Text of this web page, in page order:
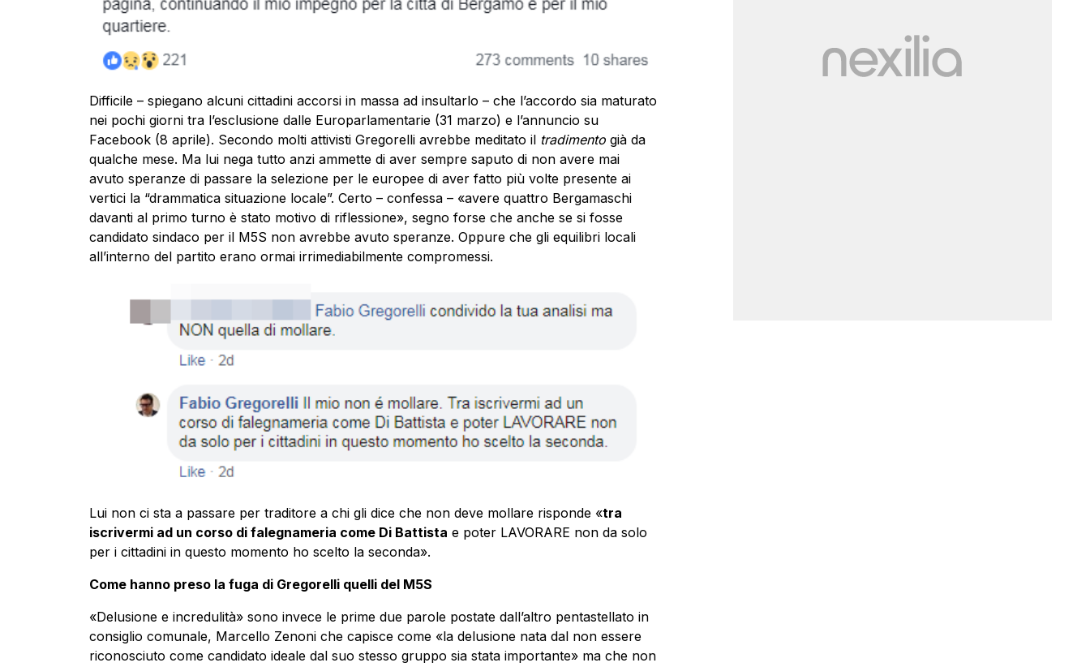
Difficile – spiegano alcuni cittadini accorsi in massa ad insultarlo – che l’accordo sia maturato
nei pochi giorni tra l’esclusione dalle Europarlamentarie (31 marzo) e l’annuncio su
Facebook (8 aprile). Secondo molti attivisti Gregorelli avrebbe meditato il tradimento già da
qualche mese. Ma lui nega tutto anzi ammette di aver sempre saputo di non avere mai
avuto speranze di passare la selezione per le europee di aver fatto più volte presente ai
vertici la “drammatica situazione locale”. Certo – confessa – «avere quattro Bergamaschi
davanti al primo turno è stato motivo di riflessione», segno forse che anche se si fosse
candidato sindaco per il M5S non avrebbe avuto speranze. Oppure che gli equilibri locali
all’interno del partito erano ormai irrimediabilmente compromessi.
Lui non ci sta a passare per traditore a chi gli dice che non deve mollare risponde «tra
iscrivermi ad un corso di falegnameria come Di Battista e poter LAVORARE non da solo
per i cittadini in questo momento ho scelto la seconda».
Come hanno preso la fuga di Gregorelli quelli del M5S
«Delusione e incredulità» sono invece le prime due parole postate dall’altro pentastellato in
consiglio comunale, Marcello Zenoni che capisce come «la delusione nata dal non essere
riconosciuto come candidato ideale dal suo stesso gruppo sia stata importante» ma che non